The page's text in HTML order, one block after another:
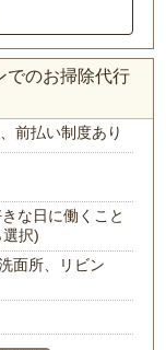
でのお掃除代行
前払い制度あり
な日に働くこと
択)
面所、リビン